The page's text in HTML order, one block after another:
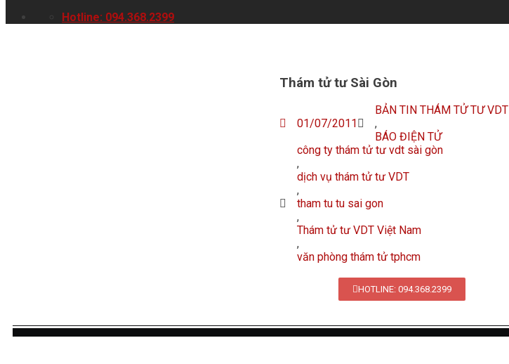
Hotline: 094.368.2399
Thám tử tư Sài Gòn
01/07/2011
BẢN TIN THÁM TỬ TƯ VDT
,
BÁO ĐIỆN TỬ
công ty thám tử tư vdt sài gòn
,
dịch vụ thám tử tư VDT
,
tham tu tu sai gon
,
Thám tử tư VDT Việt Nam
,
văn phòng thám tử tphcm
HOTLINE: 094.368.2399